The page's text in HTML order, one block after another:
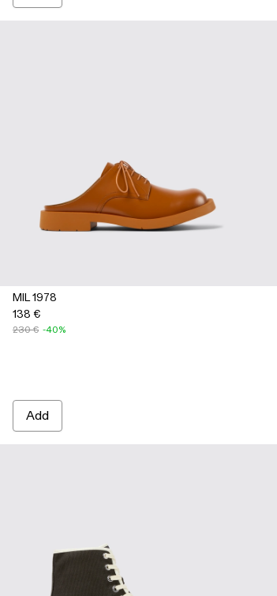
MIL 1978
138 €
230 € -40%
Add